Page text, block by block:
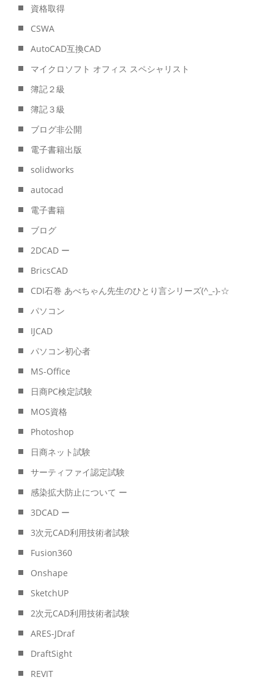
資格取得
CSWA
AutoCAD互換CAD
マイクロソフト オフィス スペシャリスト
簿記２級
簿記３級
ブログ非公開
電子書籍出版
solidworks
autocad
電子書籍
ブログ
2DCAD ー
BricsCAD
CDI石巻 あべちゃん先生のひとり言シリーズ(^_-)-☆
パソコン
IJCAD
パソコン初心者
MS-Office
日商PC検定試験
MOS資格
Photoshop
日商ネット試験
サーティファイ認定試験
感染拡大防止について ー
3DCAD ー
3次元CAD利用技術者試験
Fusion360
Onshape
SketchUP
2次元CAD利用技術者試験
ARES-JDraf
DraftSight
REVIT